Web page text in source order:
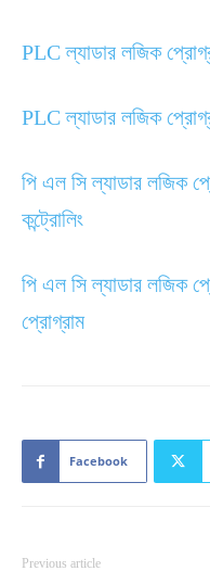
PLC ল্যাডার লজিক
PLC ল্যাডার লজিক
পি এল সি ল্যাডার লজিক
কন্ট্রোলিং
পি এল সি ল্যাডার লজিক
প্রোগ্রাম
Facebook
Previous article